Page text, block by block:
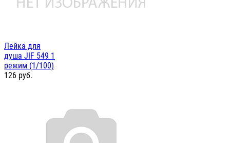
Лейка для
душа JIF 549 1
режим (1/100)
126 руб.